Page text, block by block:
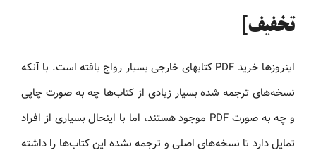
تخفیف]
اینروزها خرید PDF کتاب‎های خارجی بسیار رواج یافته است. با آنکه
نسخه‌های ترجمه شده بسیار زیادی از کتاب‌ها چه به صورت چاپی
و چه به صورت PDF موجود هستند، اما با اینحال بسیاری از افراد
تمایل دارد تا نسخه‌های اصلی و ترجمه نشده این کتاب‌ها را داشته